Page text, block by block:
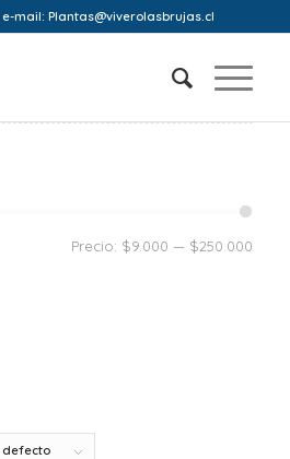
| e-mail: Plantas@viverolasbrujas.cl
defecto
Precio: $9.000 — $250.000